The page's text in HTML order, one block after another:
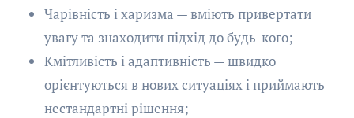
Чарівність і харизма — вміють привертати
увагу та знаходити підхід до будь-кого;
Кмітливість і адаптивність — швидко
орієнтуються в нових ситуаціях і приймають
нестандартні рішення;